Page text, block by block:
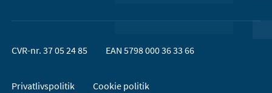
CVR-nr. 37 05 24 85 EAN 5798 000 36 33 66
Privatlivspolitik
Cookie politik